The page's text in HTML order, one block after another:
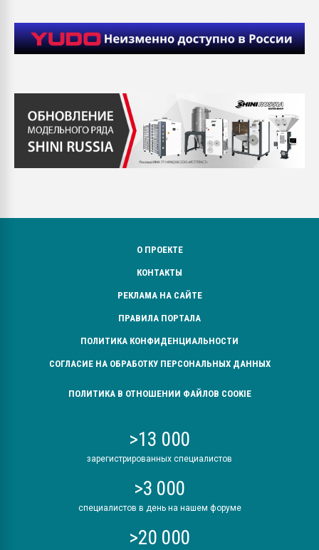
О ПРОЕКТЕ
КОНТАКТЫ
РЕКЛАМА НА САЙТЕ
ПРАВИЛА ПОРТАЛА
ПОЛИТИКА КОНФИДЕНЦИАЛЬНОСТИ
СОГЛАСИЕ НА ОБРАБОТКУ ПЕРСОНАЛЬНЫХ ДАННЫХ
ПОЛИТИКА В ОТНОШЕНИИ ФАЙЛОВ COOKIE
>13 000
зарегистрированных специалистов
>3 000
специалистов в день на нашем форуме
>20 000